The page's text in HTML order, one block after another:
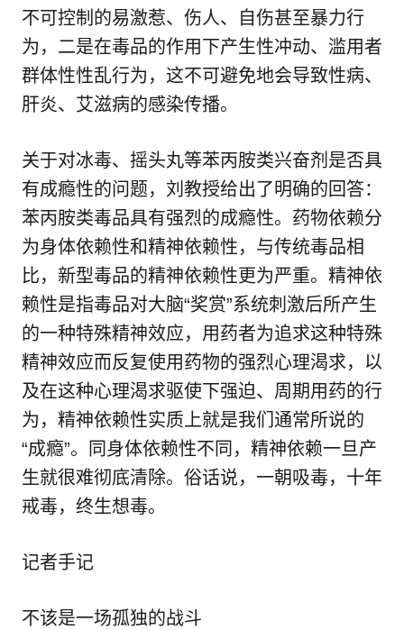
不可控制的易激惹、伤人、自伤甚至暴力行
为，二是在毒品的作用下产生性冲动、滥用者
群体性性乱行为，这不可避免地会导致性病、
肝炎、艾滋病的感染传播。
关于对冰毒、摇头丸等苯丙胺类兴奋剂是否具
有成瘾性的问题，刘教授给出了明确的回答：
苯丙胺类毒品具有强烈的成瘾性。药物依赖分
为身体依赖性和精神依赖性，与传统毒品相
比，新型毒品的精神依赖性更为严重。精神依
赖性是指毒品对大脑“奖赏”系统刺激后所产生
的一种特殊精神效应，用药者为追求这种特殊
精神效应而反复使用药物的强烈心理渴求，以
及在这种心理渴求驱使下强迫、周期用药的行
为，精神依赖性实质上就是我们通常所说的
“成瘾”。同身体依赖性不同，精神依赖一旦产
生就很难彻底清除。俗话说，一朝吸毒，十年
戒毒，终生想毒。
记者手记
不该是一场孤独的战斗